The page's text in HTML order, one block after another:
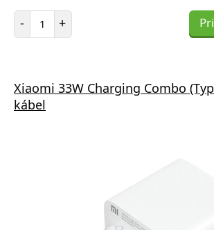
- Počet položiek
+
Xiaomi 33W Charging Combo
kábel